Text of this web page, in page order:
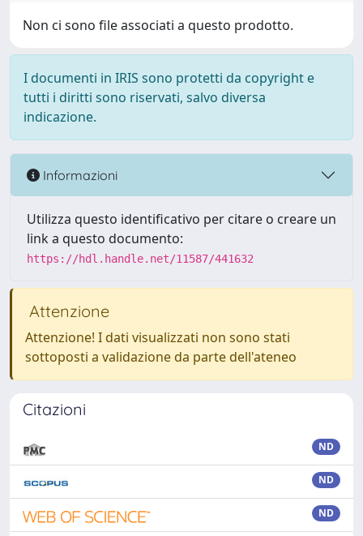
Non ci sono file associati a questo prodotto.
I documenti in IRIS sono protetti da copyright e
tutti i diritti sono riservati, salvo diversa
indicazione.
Informazioni
Utilizza questo identificativo per citare o creare un
link a questo documento:
https://hdl.handle.net/11587/441632
Attenzione
Attenzione! I dati visualizzati non sono stati
sottoposti a validazione da parte dell'ateneo
Citazioni
ND
ND
ND